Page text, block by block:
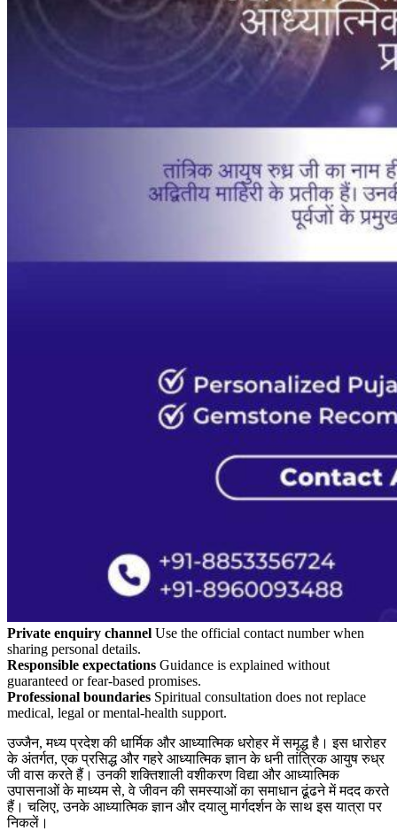
Private enquiry channel Use the official contact number when
sharing personal details.
Responsible expectations Guidance is explained without
guaranteed or fear-based promises.
Professional boundaries Spiritual consultation does not replace
medical, legal or mental-health support.
उज्जैन, मध्य प्रदेश की धार्मिक और आध्यात्मिक धरोहर में समृद्ध है। इस धारोहर
के अंतर्गत, एक प्रसिद्ध और गहरे आध्यात्मिक ज्ञान के धनी तांत्रिक आयुष रुध्र
जी वास करते हैं। उनकी शक्तिशाली वशीकरण विद्या और आध्यात्मिक
उपासनाओं के माध्यम से, वे जीवन की समस्याओं का समाधान ढूंढने में मदद करते
हैं। चलिए, उनके आध्यात्मिक ज्ञान और दयालु मार्गदर्शन के साथ इस यात्रा पर
निकलें।